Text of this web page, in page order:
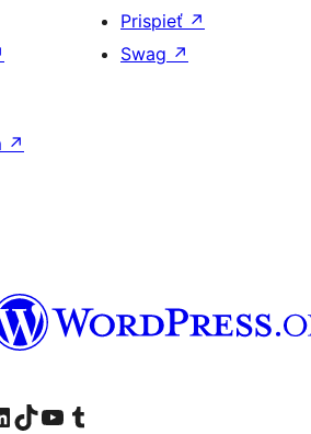
Prispieť ↗
Swag ↗
↗
na Facebooku
účet Instagram
náš účet LinkedIn
Navštívte náš účet na platforme TikTok
Navštívte náš kanál YouTube
Navštívte náš účet na platforme Tumblr